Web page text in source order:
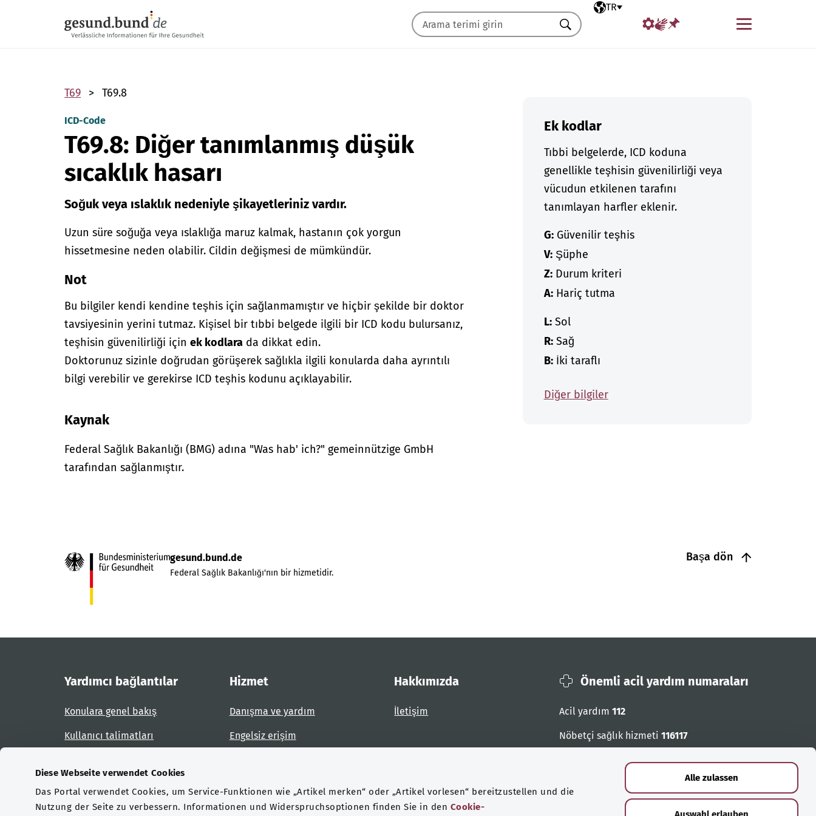
Diese Webseite verwendet Cookies
Das Portal verwendet Cookies, um Service-Funktionen wie „Artikel merken“ oder „Artikel vorlesen“ bereitzustellen und die
Nutzung der Seite zu verbessern. Informationen und Widerspruchsoptionen finden Sie in den Cookie-
Alle zulassen
Seçili dil
TR
Menü
Ara
T69 T69.8
ICD-Code
T69.8: Diğer tanımlanmış düşük
sıcaklık hasarı
Soğuk veya ıslaklık nedeniyle şikayetleriniz vardır.
Uzun süre soğuğa veya ıslaklığa maruz kalmak, hastanın çok yorgun
hissetmesine neden olabilir. Cildin değişmesi de mümkündür.
Not
Bu bilgiler kendi kendine teşhis için sağlanmamıştır ve hiçbir şekilde bir doktor
tavsiyesinin yerini tutmaz. Kişisel bir tıbbi belgede ilgili bir ICD kodu bulursanız,
teşhisin güvenilirliği içinek kodlara da dikkat edin.
Doktorunuz sizinle doğrudan görüşerek sağlıkla ilgili konularda daha ayrıntılı
bilgi verebilir ve gerekirse ICD teşhis kodunu açıklayabilir.
Kaynak
Federal Sağlık Bakanlığı (BMG) adına "Was hab' ich?" gemeinnützige GmbH
tarafından sağlanmıştır.
Ek kodlar
Tıbbi belgelerde, ICD koduna
genellikle teşhisin güvenilirliği veya
vücudun etkilenen tarafını
tanımlayan harfler eklenir.
G:Güvenilir teşhis
V:Şüphe
Z:Durum kriteri
A:Hariç tutma
L:Sol
R:Sağ
B:İki taraflı
Diğer bilgiler
Başa dön
gesund.bund.de
Federal Sağlık Bakanlığı'nın bir hizmetidir.
Yardımcı bağlantılar
Konulara genel bakış
Kullanıcı talimatları
Hizmet
Danışma ve yardım
Engelsiz erişim
Hakkımızda
İletişim
Önemli acil yardım numaraları
Acil yardım 112
Nöbetçi sağlık hizmeti 116117
Acil cagri numaralari
Sertifikasyonlar